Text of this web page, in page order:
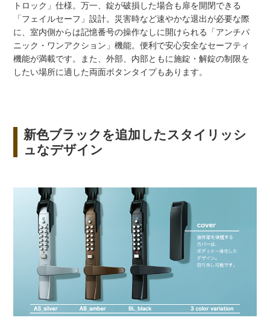
トロック」仕様。万一、錠が破損した場合も扉を開閉できる
「フェイルセーフ」設計。災害時など速やかな退出が必要な際
に、室内側からは記憶番号の操作なしに開けられる「アンチパ
ニック・ワンアクション」機能。便利で安心安全なセーフティ
機能が満載です。また、外部、内部ともに施錠・解錠の制限を
したい場所に適した両面ボタンタイプもあります。
新色ブラックを追加したスタイリッシ
ュなデザイン